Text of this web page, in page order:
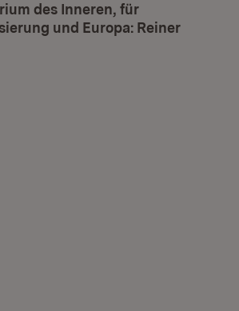
des Inneren, für
und Europa: Reiner